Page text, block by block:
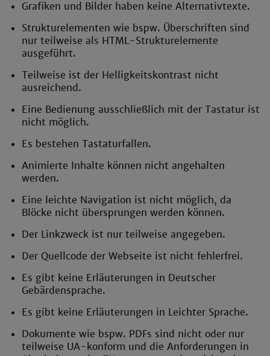
Grafiken und Bilder haben keine Alternativtexte.
Strukturelementen wie bspw. Überschriften sind
nur teilweise als HTML-Strukturelemente
ausgeführt.
Teilweise ist der Helligkeitskontrast nicht
ausreichend.
Eine Bedienung ausschließlich mit der Tastatur ist
nicht möglich.
Es bestehen Tastaturfallen.
Animierte Inhalte können nicht angehalten
werden.
Eine leichte Navigation ist nicht möglich, da
Blöcke nicht übersprungen werden können.
Der Linkzweck ist nur teilweise angegeben.
Der Quellcode der Webseite ist nicht fehlerfrei.
Es gibt keine Erläuterungen in Deutscher
Gebärdensprache.
Es gibt keine Erläuterungen in Leichter Sprache.
Dokumente wie bspw. PDFs sind nicht oder nur
teilweise UA-konform und die Anforderungen in